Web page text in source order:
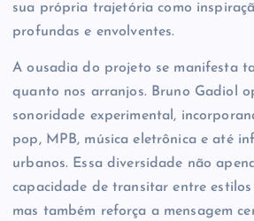
sua própria trajetória como
profundas e envolventes.
A ousadia do projeto se manifesta
quanto nos arranjos. Bruno Gadiol
sonoridade experimental,
pop, MPB, música eletrônica e até
urbanos. Essa diversidade não
capacidade de transitar entre
mas também reforça a mensagem